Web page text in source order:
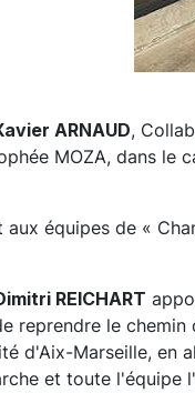
ARNAUD,
MOZA, dans le
aux équipes de «
REICHART
reprendre le
d'Aix-Marseille, en
et toute l'équipe